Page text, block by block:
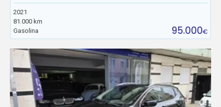
2021
81.000 km
Gasolina
95.000€